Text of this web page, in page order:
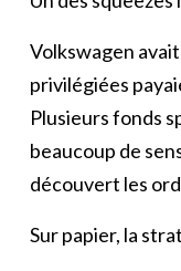
Volkswagen
privilégiées
Plusieurs fonds
beaucoup de
découvert les
Sur papier, la